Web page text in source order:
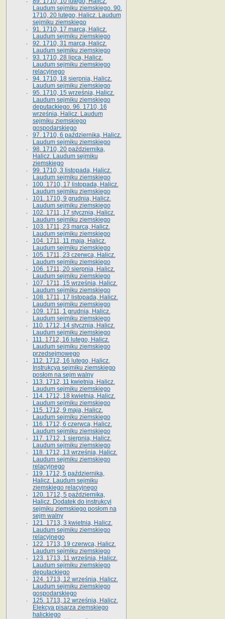
Laudum sejmiku ziemskiego. 90.
1710, 20 lutego, Halicz. Laudum
sejmiku ziemskiego
91. 1710, 17 marca, Halicz.
Laudum sejmiku ziemskiego
92. 1710, 31 marca, Halicz.
Laudum sejmiku ziemskiego
93. 1710, 28 lipca, Halicz.
Laudum sejmiku ziemskiego
relacyjnego
94. 1710, 18 sierpnia, Halicz.
Laudum sejmiku ziemskiego
95. 1710, 15 września, Halicz.
Laudum sejmiku ziemskiego
deputackiego. 96. 1710, 16
września, Halicz. Laudum
sejmiku ziemskiego
gospodarskiego
97. 1710, 6 października, Halicz.
Laudum sejmiku ziemskiego
98. 1710, 20 października,
Halicz. Laudum sejmiku
ziemskiego
99. 1710, 3 listopada, Halicz.
Laudum sejmiku ziemskiego
100. 1710, 17 listopada, Halicz.
Laudum sejmiku ziemskiego
101. 1710, 9 grudnia, Halicz.
Laudum sejmiku ziemskiego
102. 1711, 17 stycznia, Halicz.
Laudum sejmiku ziemskiego
103. 1711, 23 marca, Halicz.
Laudum sejmiku ziemskiego
104. 1711, 11 maja, Halicz.
Laudum sejmiku ziemskiego
105. 1711, 23 czerwca, Halicz.
Laudum sejmiku ziemskiego
106. 1711, 20 sierpnia, Halicz.
Laudum sejmiku ziemskiego
107. 1711, 15 września, Halicz.
Laudum sejmiku ziemskiego
108. 1711, 17 listopada, Halicz.
Laudum sejmiku ziemskiego
109. 1711, 1 grudnia, Halicz.
Laudum sejmiku ziemskiego
110. 1712, 14 stycznia, Halicz.
Laudum sejmiku ziemskiego
111. 1712, 16 lutego, Halicz.
Laudum sejmiku ziemskiego
przedsejmowego
112. 1712, 16 lutego, Halicz.
Instrukcya sejmiku ziemskiego
posłom na sejm walny
113. 1712, 11 kwietnia, Halicz.
Laudum sejmiku ziemskiego
114. 1712, 18 kwietnia, Halicz.
Laudum sejmiku ziemskiego
115. 1712, 9 maja, Halicz.
Laudum sejmiku ziemskiego
116. 1712, 6 czerwca, Halicz.
Laudum sejmiku ziemskiego
117. 1712, 1 sierpnia, Halicz.
Laudum sejmiku ziemskiego
118. 1712, 13 września, Halicz.
Laudum sejmiku ziemskiego
relacyjnego
119. 1712, 5 października,
Halicz. Laudum sejmiku
ziemskiego relacyjnego
120. 1712, 5 października,
Halicz. Dodatek do instrukcyi
sejmiku ziemskiego posłom na
sejm walny
121. 1713, 3 kwietnia, Halicz.
Laudum sejmiku ziemskiego
relacyjnego
122. 1713, 19 czerwca, Halicz.
Laudum sejmiku ziemskiego
123. 1713, 11 września, Halicz.
Laudum sejmiku ziemskiego
deputackiego
124. 1713, 12 września, Halicz.
Laudum sejmiku ziemskiego
gospodarskiego
125. 1713, 12 września, Halicz.
Elekcya pisarza ziemskiego
halickiego